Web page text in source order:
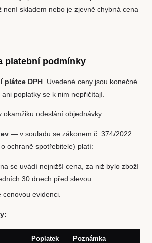
není skladem nebo je zjevně chybná cena
platební podmínky
plátce DPH . Uvedené ceny jsou konečné
poplatky se k nim nepřičítají.
okamžiku odeslání objednávky.
— v souladu se zákonem č. 374/2022
ochraně spotřebitele) platí:
se uvádí nejnižší cena, za niž bylo zboží
30 dnech před slevou.
evidenci.
Poplatek Poznámka